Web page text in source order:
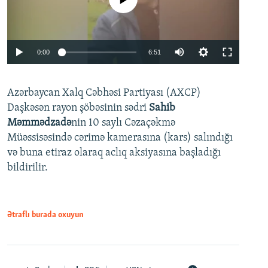
Auto 240p 360p
720p 1080p
0:00 6:51
360p
720p
1080p
Azərbaycan Xalq Cəbhəsi Partiyası (AXCP)
Daşkəsən rayon şöbəsinin sədri Sahib
Məmmədzadənin 10 saylı Cəzaçəkmə
Müəssisəsində cərimə kamerasına (kars) salındığı
və buna etiraz olaraq aclıq aksiyasına başladığı
bildirilir.
Ətraflı burada oxuyun